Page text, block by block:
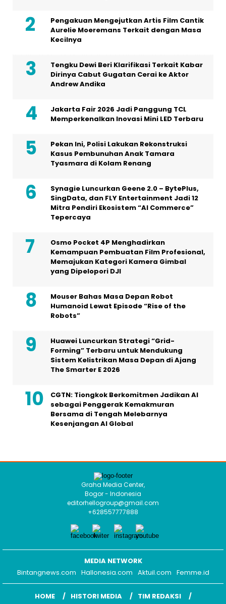
Pengakuan Mengejutkan Artis Film Cantik
Aurelie Moeremans Terkait dengan Masa
Kecilnya
Tengku Dewi Beri Klarifikasi Terkait Kabar
Dirinya Cabut Gugatan Cerai ke Aktor
Andrew Andika
Jakarta Fair 2026 Jadi Panggung TCL
Memperkenalkan Inovasi Mini LED Terbaru
Pekan Ini, Polisi Lakukan Rekonstruksi
Kasus Pembunuhan Anak Tamara
Tyasmara di Kolam Renang
Synagie Luncurkan Geene 2.0 – BytePlus,
SingData, dan FLY Entertainment Jadi 12
Mitra Pendiri Ekosistem “AI Commerce”
Tepercaya
Osmo Pocket 4P Menghadirkan
Kemampuan Pembuatan Film Profesional,
Memajukan Kategori Kamera Gimbal
yang Dipelopori DJI
Mouser Bahas Masa Depan Robot
Humanoid Lewat Episode “Rise of the
Robots”
Huawei Luncurkan Strategi “Grid-
Forming” Terbaru untuk Mendukung
Sistem Kelistrikan Masa Depan di Ajang
The Smarter E 2026
CGTN: Tiongkok Berkomitmen Jadikan AI
sebagai Penggerak Kemakmuran
Bersama di Tengah Melebarnya
Kesenjangan AI Global
Graha Media Center,
Bogor - Indonesia
editorhellogroup@gmail.com
+628557777888
MEDIA NETWORK
Bintangnews.com Hallonesia.com Aktuil.com Femme.id
HOME HISTORI MEDIA TIM REDAKSI